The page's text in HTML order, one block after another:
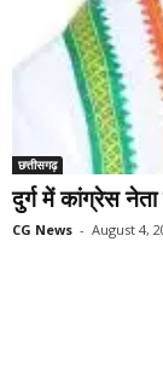
छत्तीसगढ़
दुर्ग में कांग्रेस
CG News - August 4,